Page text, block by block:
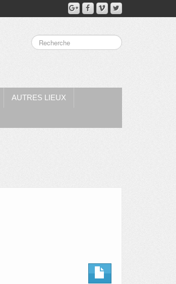
AUTRES LIEUX